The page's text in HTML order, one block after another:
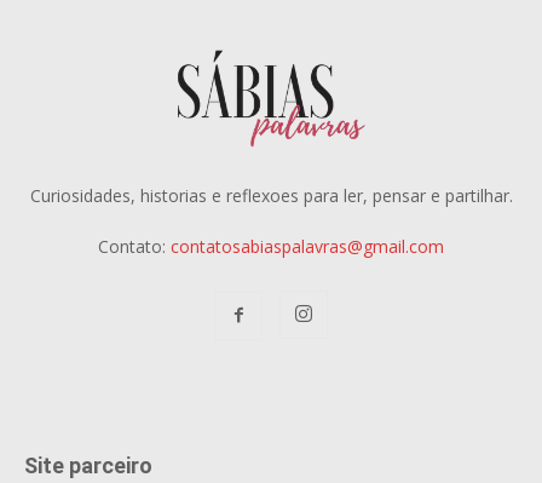
Curiosidades, historias e reflexoes para ler, pensar e partilhar.
Contato: contatosabiaspalavras@gmail.com
Site parceiro